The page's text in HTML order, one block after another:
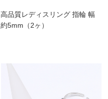
高品質レディスリング 指輪 幅
約5mm（2ヶ）